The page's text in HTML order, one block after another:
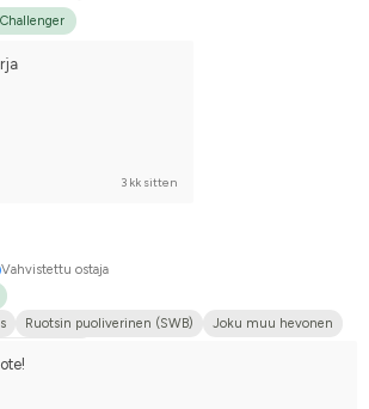
3 kk sitten
Vahvistettu ostaja
Ruotsin puoliverinen (SWB)
Joku muu hevonen